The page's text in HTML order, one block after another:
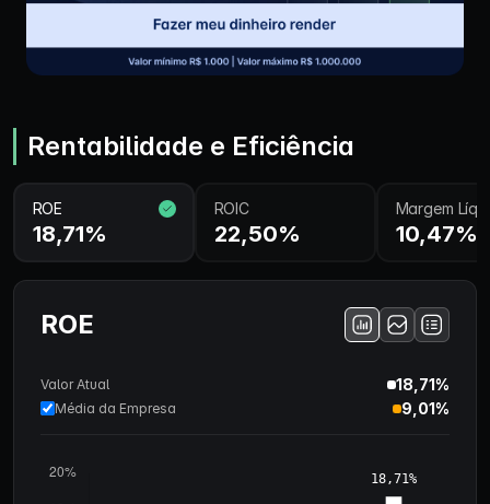
Rentabilidade e Eficiência
ROE
18,71%
ROIC
22,50%
Margem
10,47%
ROE
Valor Atual 18,71%
Média da Empresa 9,01%